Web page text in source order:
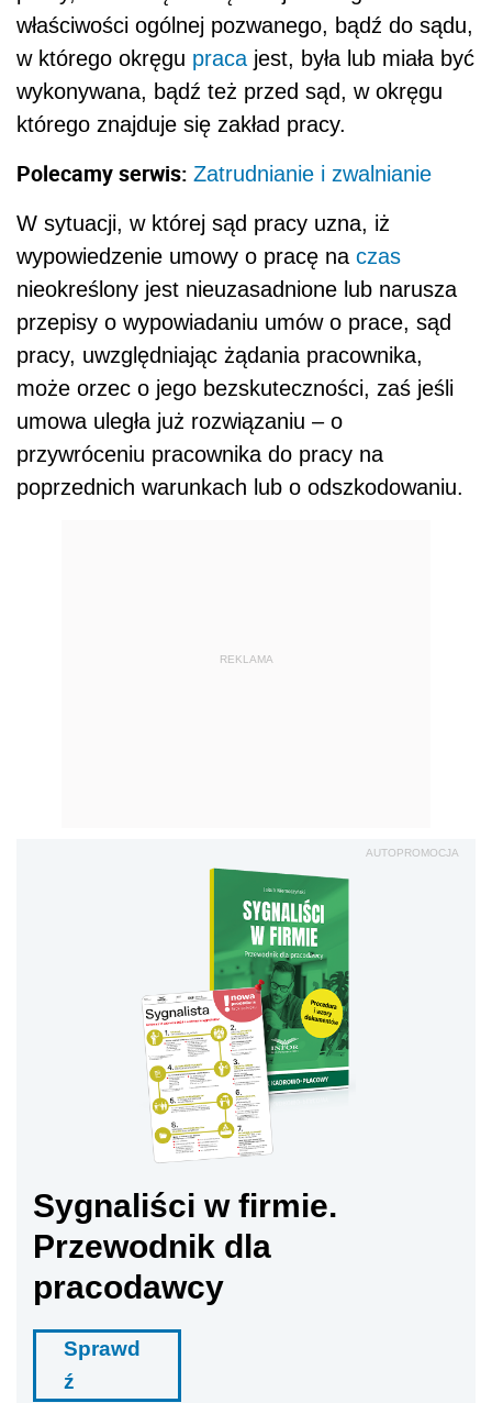
właściwości ogólnej pozwanego, bądź do sądu,
w którego okręgu praca jest, była lub miała być
wykonywana, bądź też przed sąd, w okręgu
którego znajduje się zakład pracy.
Polecamy serwis: Zatrudnianie i zwalnianie
W sytuacji, w której sąd pracy uzna, iż
wypowiedzenie umowy o pracę na czas
nieokreślony jest nieuzasadnione lub narusza
przepisy o wypowiadaniu umów o prace, sąd
pracy, uwzględniając żądania pracownika,
może orzec o jego bezskuteczności, zaś jeśli
umowa uległa już rozwiązaniu – o
przywróceniu pracownika do pracy na
poprzednich warunkach lub o odszkodowaniu.
REKLAMA
AUTOPROMOCJA
Sygnaliści w firmie.
Przewodnik dla
pracodawcy
Sprawd
ź